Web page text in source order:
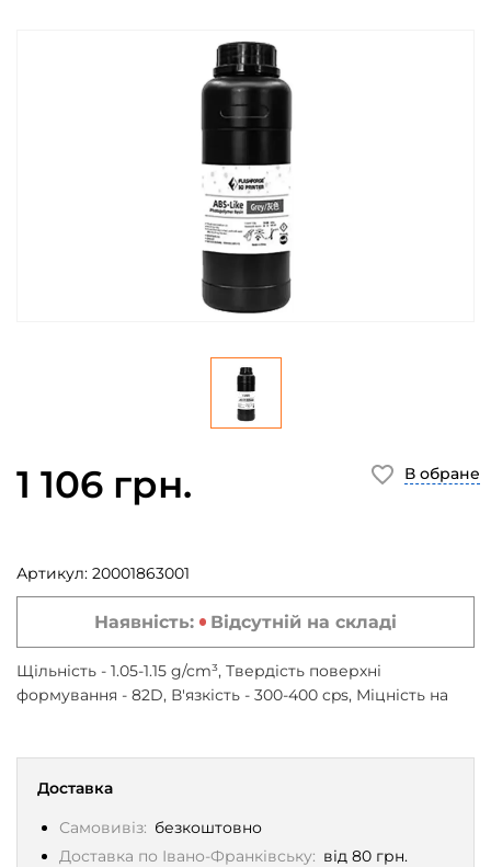
1 106 грн.
Доставка
Самовивіз: безкоштовно
Доставка по Івано-Франківську: від 80 грн.
Артикул: 20001863001
Наявність: Відсутній на складі
Щільність - 1.05-1.15 g/cm³, Твердість поверхні
формування - 82D, В'язкість - 300-400 cps, Міцність на
В обране